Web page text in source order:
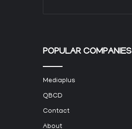
POPULAR COMPANIES
Mediaplus
QBCD
Contact
About